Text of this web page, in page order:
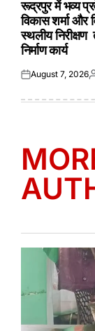
रूद्रपुर में भव्य
विकास शर्मा और
स्थलीय
निर्माण कार्य
Posted
August 7, 2026